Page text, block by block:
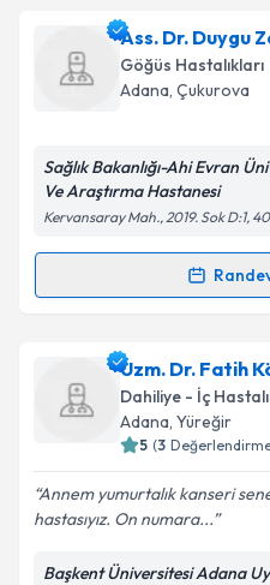
Takvim
Uzm. Dr. Deniz Aka
oluşturun. Size bu
takvim hazırlandığında
Kişisel verilerimin
'ni okudum
kapsamda
Takvim
Ass. Dr. Duygu
Göğüs Hastalıkları
Adana, Çukurova
Sağlık Bakanlığı-Ahi Evran
Ve Araştırma Hastanesi
Kervansaray Mah., 2019. Sok D:1,
Randevu Takvimi
Ass. Dr. Duygu Zorlu
talebi oluşturun. Size bu
için bir takvim
bilgilendireceğiz.
E-posta Adresiniz
Uzm. Dr. Fatih
Dahiliye - İç
Adana, Yüreğir
5 (3
Annem yumurtalık kanseri
hastasıyız. On numara...
Başkent Üniversitesi Adana